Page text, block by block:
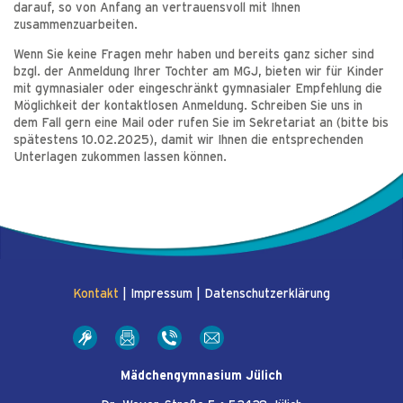
darauf, so von Anfang an vertrauensvoll mit Ihnen
zusammenzuarbeiten.
Wenn Sie keine Fragen mehr haben und bereits ganz sicher sind
bzgl. der Anmeldung Ihrer Tochter am MGJ, bieten wir für Kinder
mit gymnasialer oder eingeschränkt gymnasialer Empfehlung die
Möglichkeit der kontaktlosen Anmeldung. Schreiben Sie uns in
dem Fall gern eine Mail oder rufen Sie im Sekretariat an (bitte bis
spätestens 10.02.2025), damit wir Ihnen die entsprechenden
Unterlagen zukommen lassen können.
Kontakt Impressum Datenschutzerklärung
Mädchengymnasium Jülich